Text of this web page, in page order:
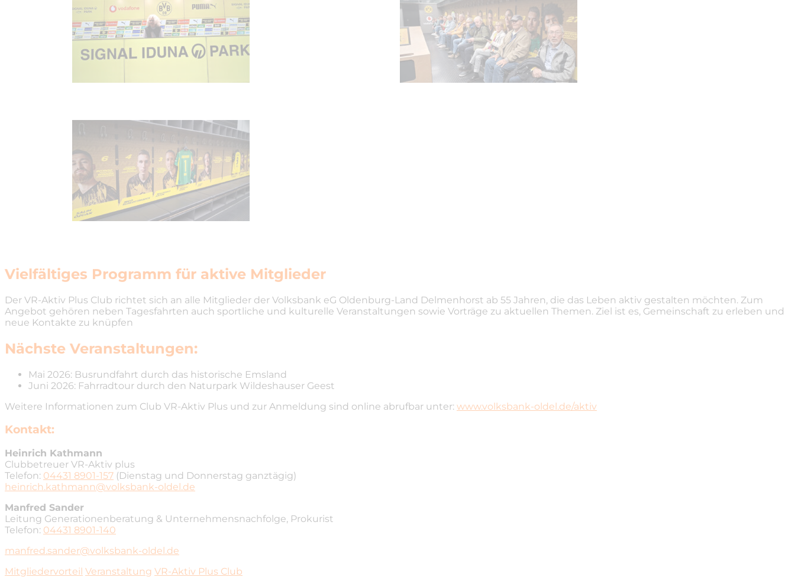
Vielfältiges Programm für aktive Mitglieder
Der VR-Aktiv Plus Club richtet sich an alle Mitglieder der Volksbank eG Oldenburg-Land Delmenhorst ab 55 Jahren, die das Leben aktiv gestalten möchten. Zum
Angebot gehören neben Tagesfahrten auch sportliche und kulturelle Veranstaltungen sowie Vorträge zu aktuellen Themen. Ziel ist es, Gemeinschaft zu erleben und
neue Kontakte zu knüpfen
Nächste Veranstaltungen:
Mai 2026: Busrundfahrt durch das historische Emsland
Juni 2026: Fahrradtour durch den Naturpark Wildeshauser Geest
Weitere Informationen zum Club VR-Aktiv Plus und zur Anmeldung sind online abrufbar unter: www.volksbank-oldel.de/aktiv
Kontakt:
Heinrich Kathmann
Clubbetreuer VR-Aktiv plus
Telefon: 04431 8901-157 (Dienstag und Donnerstag ganztägig)
heinrich.kathmann@volksbank-oldel.de
Manfred Sander
Leitung Generationenberatung & Unternehmensnachfolge, Prokurist
Telefon: 04431 8901-140
manfred.sander@volksbank-oldel.de
Mitgliedervorteil Veranstaltung VR-Aktiv Plus Club